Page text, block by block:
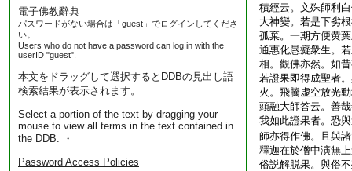
電子佛教辭典
パスワードがない場合は「guest」でログインしてくださ
い。
Users who do not have a password can log in with the
userID "guest".
本文をドラッグして選択するとDDBの見出し語
検索結果が表示されます。
Select a portion of the text by dragging your
mouse to view all terms in the text contained in
the DDB. ・
Password Access Policies
積經云。文殊師利
大神變。若是下劣
孤棄。一期方便黄
通惠化愚癡衆生。
相。觀佛亦然。如
若證果即得成聖者
火。飛騰虚空放光
頭融大師答云。善
我如此證果者。恐
師亦得作佛。且與
釋迦在於僧中演無
俗説解脱果。與俗